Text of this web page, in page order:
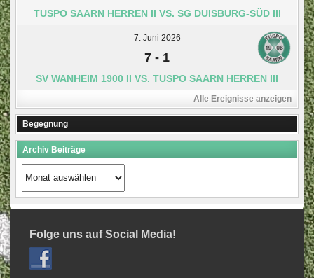
TUSPO SAARN HERREN II VS. SG DUISBURG-SÜD III
7. Juni 2026
7 - 1
SV WANHEIM 1900 II VS. TUSPO SAARN HERREN III
Alle Ereignisse anzeigen
Begegnung
Archiv Beiträge
Archiv
Beiträge
Folge uns auf Social Media!